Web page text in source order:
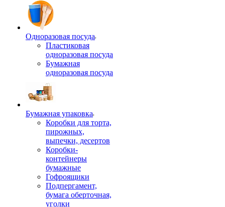
Одноразовая посуда
Пластиковая
одноразовая посуда
Бумажная
одноразовая посуда
Бумажная упаковка
Коробки для торта,
пирожных,
выпечки, десертов
Коробки-
контейнеры
бумажные
Гофроящики
Подпергамент,
бумага оберточная,
уголки